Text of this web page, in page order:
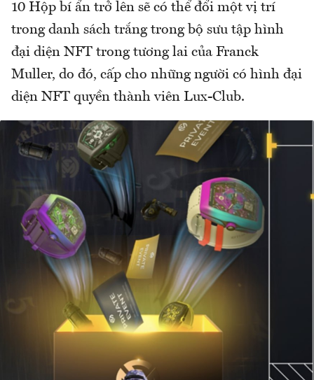
10 Hộp bí ẩn trở lên sẽ có thể đổi một vị trí
trong danh sách trắng trong bộ sưu tập hình
đại diện NFT trong tương lai của Franck
Muller, do đó, cấp cho những người có hình đại
diện NFT quyền thành viên Lux-Club.